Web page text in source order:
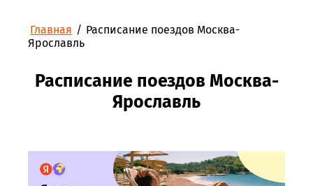
Главная / Расписание поездов Москва-
Ярославль
Расписание поездов Москва-
Ярославль